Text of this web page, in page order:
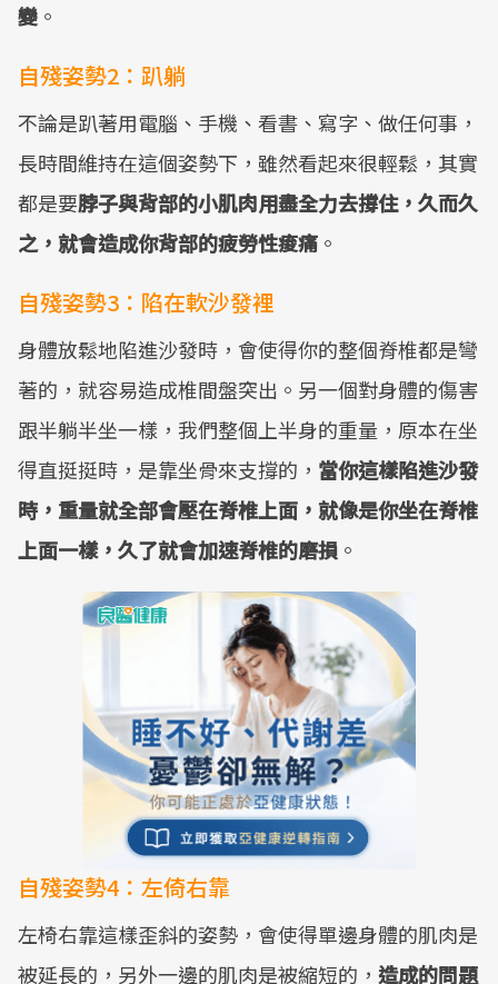
變 。
自殘姿勢2：趴躺
不論是趴著用電腦、手機、看書、寫字、做任何事，
長時間維持在這個姿勢下，雖然看起來很輕鬆，其實
都是要脖子與背部的小肌肉用盡全力去撐住，久而久
之，就會造成你背部的疲勞性痠痛 。
自殘姿勢3：陷在軟沙發裡
身體放鬆地陷進沙發時，會使得你的整個脊椎都是彎
著的，就容易造成椎間盤突出。另一個對身體的傷害
跟半躺半坐一樣，我們整個上半身的重量，原本在坐
得直挺挺時，是靠坐骨來支撐的， 當你這樣陷進沙發
時，重量就全部會壓在脊椎上面，就像是你坐在脊椎
上面一樣，久了就會加速脊椎的磨損 。
自殘姿勢4：左倚右靠
左椅右靠這樣歪斜的姿勢，會使得單邊身體的肌肉是
被延長的，另外一邊的肌肉是被縮短的， 造成的問題